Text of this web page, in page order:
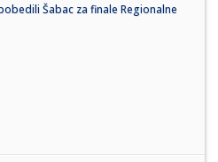
Šabac za finale Regionalne